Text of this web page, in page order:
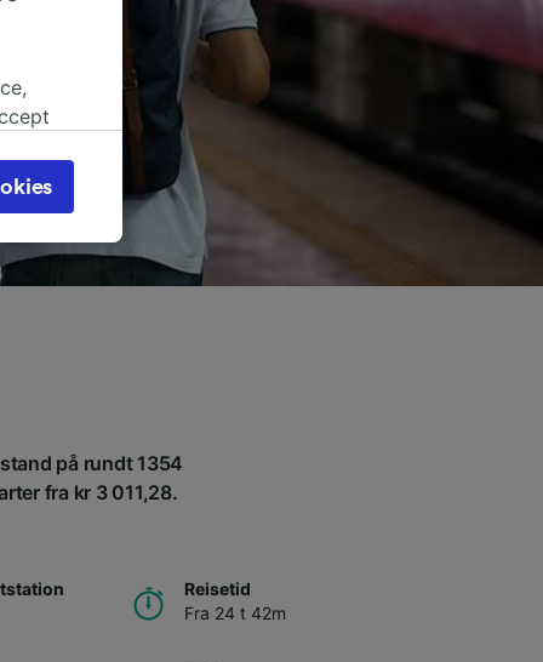
på rundt 1354
fra kr 3 011,28.
Reisetid
Fra 24 t 42m
page.